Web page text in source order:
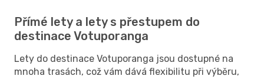
Přímé lety a lety s přestupem do
destinace Votuporanga
Lety do destinace Votuporanga jsou dostupné na
mnoha trasách, což vám dává flexibilitu při výběru,